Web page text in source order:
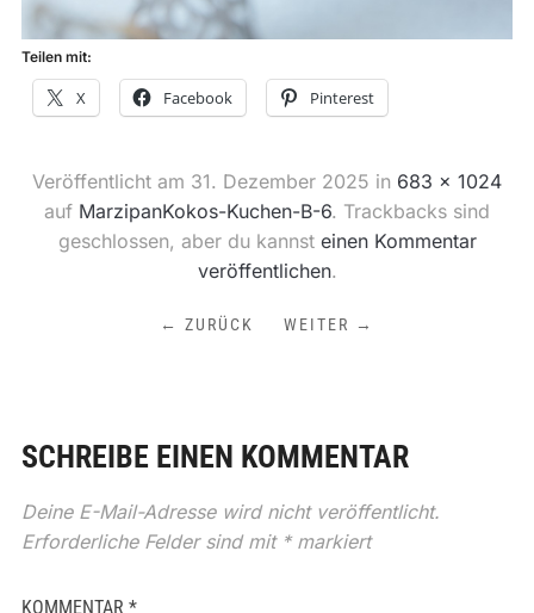
Teilen mit:
X Facebook Pinterest
Veröffentlicht am 31. Dezember 2025 in 683 × 1024
auf MarzipanKokos-Kuchen-B-6. Trackbacks sind
geschlossen, aber du kannst einen Kommentar
veröffentlichen.
← ZURÜCK WEITER →
SCHREIBE EINEN KOMMENTAR
Deine E-Mail-Adresse wird nicht veröffentlicht.
Erforderliche Felder sind mit *markiert
KOMMENTAR *